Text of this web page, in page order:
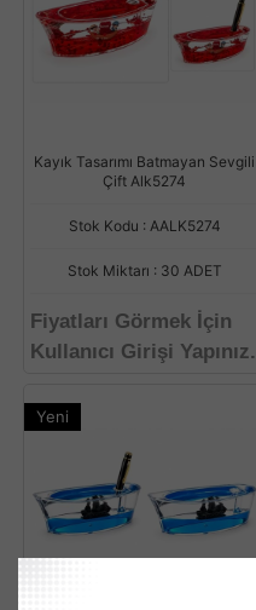
Kayık Tasarımı Batmayan Sevgili
Çift Alk5274
Stok Kodu : AALK5274
Stok Miktarı : 30 ADET
Fiyatları Görmek İçin
Kullanıcı Girişi Yapınız.
Yeni